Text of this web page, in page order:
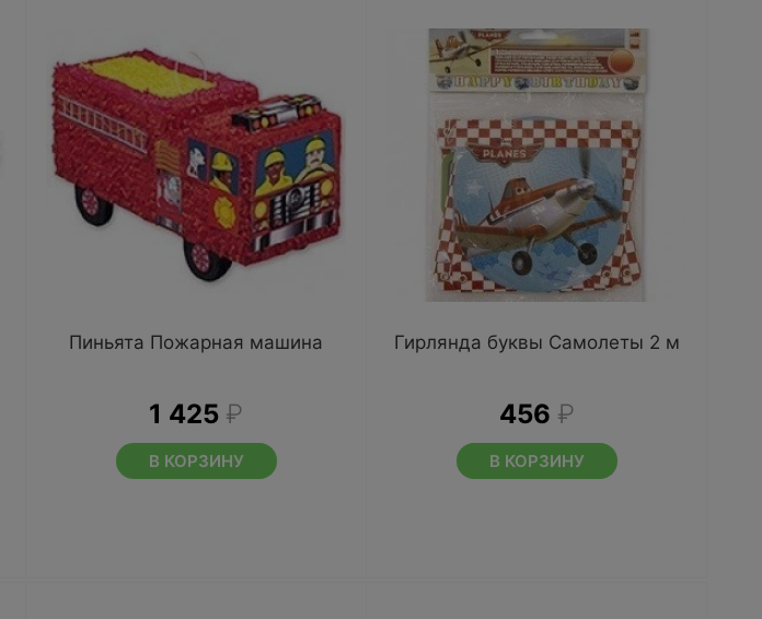
Пиньята Пожарная машина
1 425 ₽
В КОРЗИНУ
Гирлянда буквы Самолеты 2 м
456 ₽
В КОРЗИНУ